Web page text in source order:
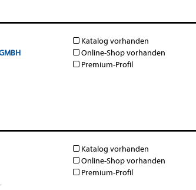
Katalog vorhanden
Online-Shop vorhanden
Premium-Profil
·
Katalog vorhanden
Online-Shop vorhanden
Premium-Profil